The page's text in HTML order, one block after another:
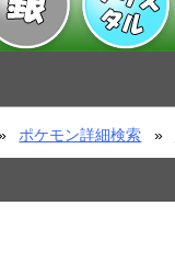
ポケモン詳細検索